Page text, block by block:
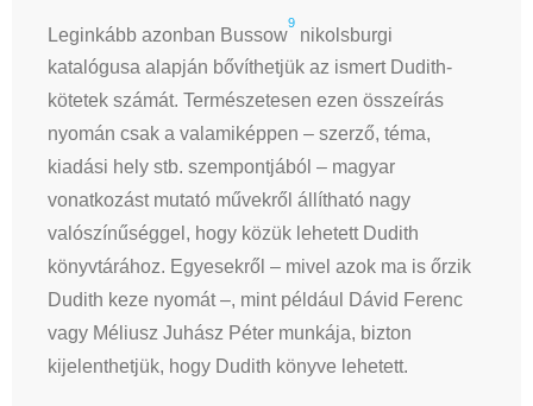
Leginkább azonban Bussow
9
nikolsburgi
katalógusa alapján bővíthetjük az ismert Dudith-
kötetek számát. Természetesen ezen összeírás
nyomán csak a valamiképpen – szerző, téma,
kiadási hely stb. szempontjából – magyar
vonatkozást mutató művekről állítható nagy
valószínűséggel, hogy közük lehetett Dudith
könyvtárához. Egyesekről – mivel azok ma is őrzik
Dudith keze nyomát –, mint például Dávid Ferenc
vagy Méliusz Juhász Péter munkája, bizton
kijelenthetjük, hogy Dudith könyve lehetett.